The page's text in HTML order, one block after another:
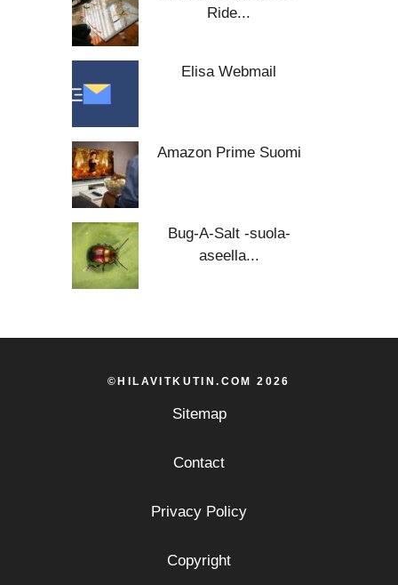
Ride...
Elisa Webmail
Amazon Prime Suomi
Bug-A-Salt -suola-
aseella...
©HILAVITKUTIN.COM 2026
Sitemap
Contact
Privacy Policy
Copyright